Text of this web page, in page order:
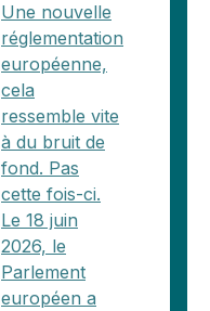
Une nouvelle
réglementation
européenne,
cela
ressemble vite
à du bruit de
fond. Pas
cette fois-ci.
Le 18 juin
2026, le
Parlement
européen a